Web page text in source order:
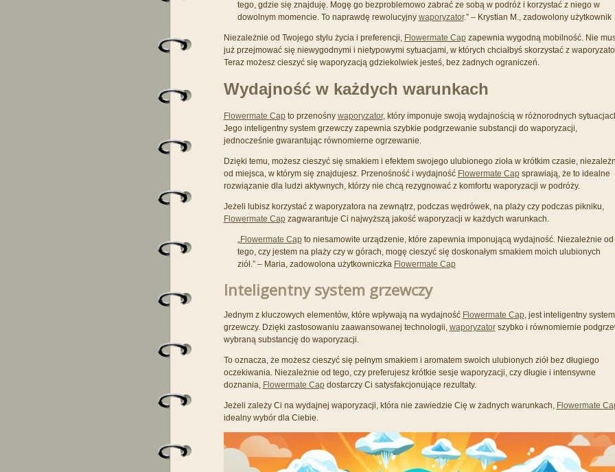
tego, gdzie się znajduję. Mogę go bezproblemowo zabrać ze sobą w podróż i korzystać z niego w
dowolnym momencie. To naprawdę rewolucyjny waporyzator.” – Krystian M., zadowolony użytkownik
Niezależnie od Twojego stylu życia i preferencji, Flowermate Capzapewnia wygodną mobilność. Nie
już przejmować się niewygodnymi i nietypowymi sytuacjami, w których chciałbyś skorzystać z
Teraz możesz cieszyć się waporyzacją gdziekolwiek jesteś, bez żadnych ograniczeń.
Wydajność w każdych warunkach
Flowermate Capto przenośny waporyzator, który imponuje swoją wydajnością w różnorodnych
Jego inteligentny system grzewczy zapewnia szybkie podgrzewanie substancji do waporyzacji,
jednocześnie gwarantując równomierne ogrzewanie.
Dzięki temu, możesz cieszyć się smakiem i efektem swojego ulubionego zioła w krótkim czasie,
od miejsca, w którym się znajdujesz. Przenośność i wydajność Flowermate Capsprawiają, że to idealne
rozwiązanie dla ludzi aktywnych, którzy nie chcą rezygnować z komfortu waporyzacji w podróży.
Jeżeli lubisz korzystać z waporyzatora na zewnątrz, podczas wędrówek, na plaży czy podczas pikniku,
Flowermate Capzagwarantuje Ci najwyższą jakość waporyzacji w każdych warunkach.
Flowermate Capto niesamowite urządzenie, które zapewnia imponującą wydajność. Niezależnie od
tego, czy jestem na plaży czy w górach, mogę cieszyć się doskonałym smakiem moich ulubionych
ziół.” – Maria, zadowolona użytkowniczka Flowermate Cap
Inteligentny system grzewczy
Jednym z kluczowych elementów, które wpływają na wydajność Flowermate Cap, jest inteligentny system
grzewczy. Dzięki zastosowaniu zaawansowanej technologii, waporyzatorszybko i równomiernie
wybraną substancję do waporyzacji.
To oznacza, że możesz cieszyć się pełnym smakiem i aromatem swoich ulubionych ziół bez długiego
oczekiwania. Niezależnie od tego, czy preferujesz krótkie sesje waporyzacji, czy długie i intensywne
doznania, Flowermate Capdostarczy Ci satysfakcjonujące rezultaty.
Jeżeli zależy Ci na wydajnej waporyzacji, która nie zawiedzie Cię w żadnych warunkach, Flowermate
idealny wybór dla Ciebie.